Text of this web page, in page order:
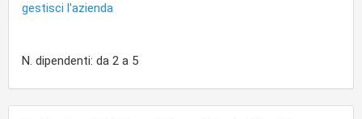
gestisci l'azienda
N. dipendenti: da 2 a 5